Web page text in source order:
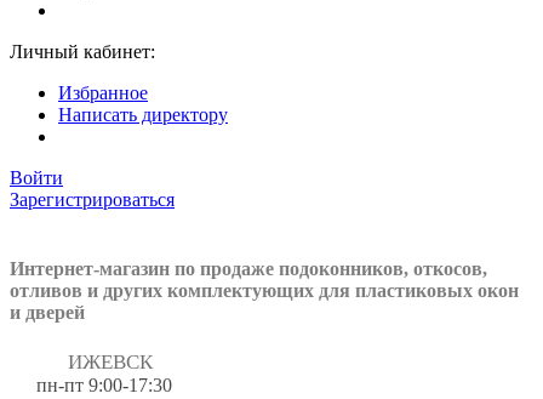
Личный кабинет:
Избранное
Написать директору
Войти
Зарегистрироваться
Интернет-магазин по продаже подоконников, откосов,
отливов и других комплектующих для пластиковых окон
и дверей
ИЖЕВСК
пн-пт 9:00-17:30